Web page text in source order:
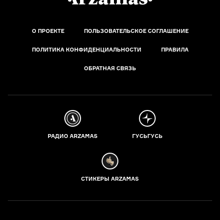
О ПРОЕКТЕ ПОЛЬЗОВАТЕЛЬСКОЕ СОГЛАШЕНИЕ
ПОЛИТИКА КОНФИДЕНЦИАЛЬНОСТИ ПРАВИЛА
ОБРАТНАЯ СВЯЗЬ
РАДИО ARZAMAS ГУСЬГУСЬ
СТИКЕРЫ ARZAMAS